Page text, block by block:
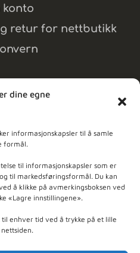
dine egne
informasjonskapsler til å samle
formål.
til informasjonskapsler som er
til markedsføringsformål. Du kan
å klikke på avmerkingsboksen ved
«Lagre innstillingene».
enhver tid ved å trykke på et lille
konto
retur for nettbutikk
NYHETSBREV